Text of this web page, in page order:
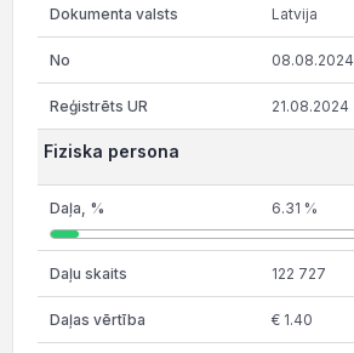
Latvija
08.08.2024
21.08.2024
Fiziska persona
6.31 %
122 727
€ 1.40